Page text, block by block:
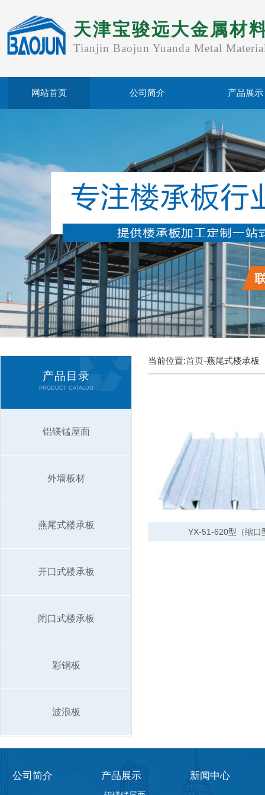
天津宝骏远大金属材
Tianjin Baojun Yuanda Metal
网站首页 公司简介 产品展示
产品目录
PRODUCT CATALOG
铝镁锰屋面
外墙板材
燕尾式楼承板
开口式楼承板
闭口式楼承板
彩钢板
波浪板
当前位置:首页-燕尾式楼承板
YX-51-620型（缩口
公司简介 产品展示 新闻中心